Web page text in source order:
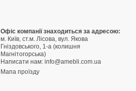
Офіс компанії знаходиться за адресою:
м. Київ, ст.м. Лісова, вул. Якова
Гніздовського, 1-а (колишня
Магнітогорська)
Написати нам:info@amebli.com.ua
Мапа проїзду